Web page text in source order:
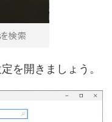
を開きましょう。